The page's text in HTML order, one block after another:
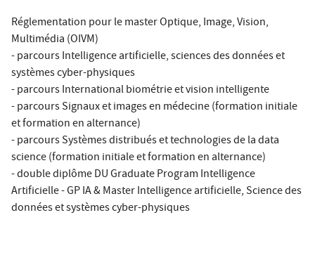
Réglementation pour le master Optique, Image, Vision,
Multimédia (OIVM)
- parcours Intelligence artificielle, sciences des données et
systèmes cyber-physiques
- parcours International biométrie et vision intelligente
- parcours Signaux et images en médecine (formation initiale
et formation en alternance)
- parcours Systèmes distribués et technologies de la data
science (formation initiale et formation en alternance)
- double diplôme DU Graduate Program Intelligence
Artificielle - GP IA & Master Intelligence artificielle, Science des
données et systèmes cyber-physiques